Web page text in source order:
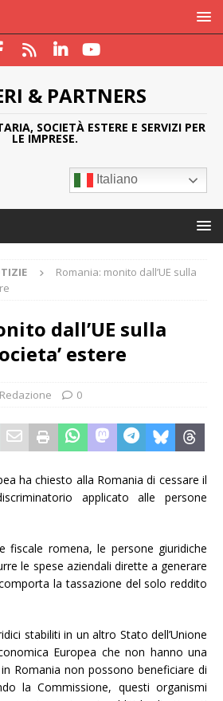
& PARTNERS
SOCIETÀ ESTERE E SERVIZI PER
LE IMPRESE.
Italiano
Romania: monito dall’UE sulla
dall’UE sulla
estere
Redazione 0
ha chiesto alla Romania di cessare il
applicato alle persone
fiscale romena, le persone giuridiche
le spese aziendali dirette a generare
la tassazione del solo reddito
stabiliti in un altro Stato dell’Unione
Europea che non hanno una
Romania non possono beneficiare di
la Commissione, questi organismi